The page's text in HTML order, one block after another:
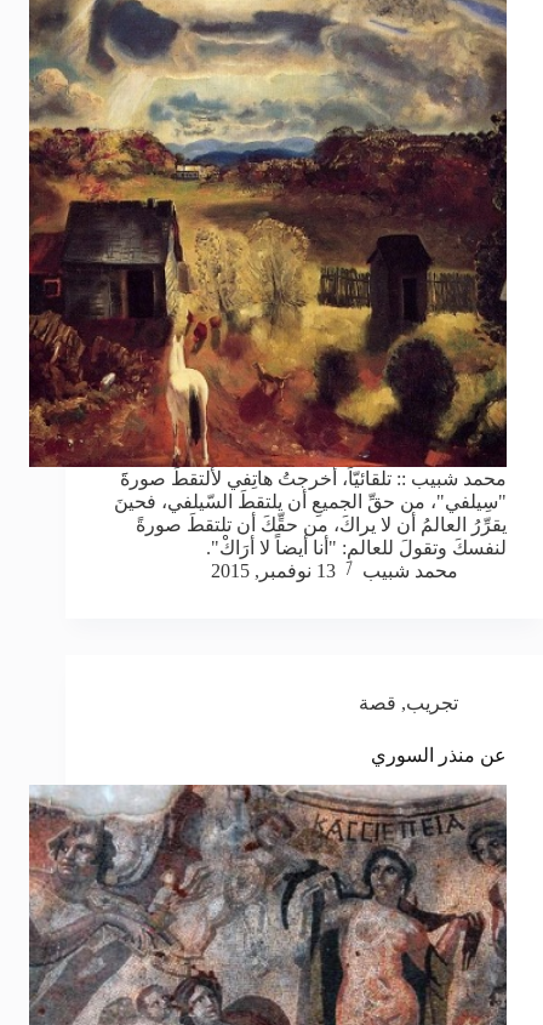
محمد شبيب :: تلقائيّاً، أخرجتُ هاتِفي لألتقطَ صورةََ
"سِيلفي"، من حقِّ الجميعِ أن يلتقطَ السّيلفي، فحينَ
يقرِّرُ العالمُ أن لا يراكَ، من حقِّكَ أن تلتقطَ صورةً
لنفسكَ وتقولَ للعالمِ: "أنا أيضاً لا أرَاكْ".
محمد شبيب
13 نوفمبر, 2015
تجريب, قصة
عن منذر السوري